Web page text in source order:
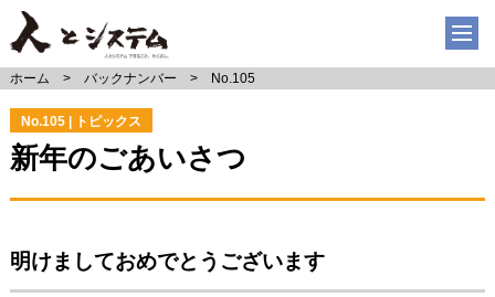
ホーム バックナンバー No.105
No.105 | トピックス
新年のごあいさつ
明けましておめでとうございます